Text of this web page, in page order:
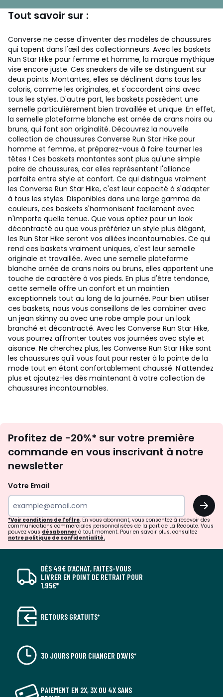
Tout savoir sur :
Converse ne cesse d'inventer des modèles de chaussures
qui tapent dans l'œil des collectionneurs. Avec les baskets
Run Star Hike pour femme et homme, la marque mythique
vise encore juste. Ces sneakers de ville se distinguent sur
deux points. Montantes, elles se déclinent dans tous les
coloris, comme les originales, et s'accordent ainsi avec
tous les styles. D'autre part, les baskets possèdent une
semelle particulièrement bien travaillée et unique. En effet,
la semelle plateforme blanche est ornée de crans noirs ou
bruns, qui font son originalité. Découvrez la nouvelle
collection de chaussures Converse Run Star Hike pour
homme et femme, et préparez-vous à faire tourner les
têtes ! Ces baskets montantes sont plus qu'une simple
paire de chaussures, car elles représentent l'alliance
parfaite entre style et confort. Ce qui distingue vraiment
les Converse Run Star Hike, c'est leur capacité à s'adapter
à tous les styles. Disponibles dans une large gamme de
couleurs, ces baskets s'harmonisent facilement avec
n'importe quelle tenue. Que vous optiez pour un look
décontracté ou que vous préfériez un style plus élégant,
les Run Star Hike seront vos alliées incontournables. Ce qui
rend ces baskets vraiment uniques, c'est leur semelle
originale et travaillée. Avec une semelle plateforme
blanche ornée de crans noirs ou bruns, elles apportent une
touche de caractère à vos pieds. En plus d'être tendance,
cette semelle offre un confort et un maintien
exceptionnels tout au long de la journée. Pour bien utiliser
ces baskets, nous vous conseillons de les combiner avec
un jean skinny ou avec une robe ample pour un look
branché et décontracté. Avec les Converse Run Star Hike,
vous pourrez affronter toutes vos journées avec style et
aisance. Ne cherchez plus, les Converse Run Star Hike sont
les chaussures qu'il vous faut pour rester à la pointe de la
mode tout en étant confortablement chaussé. N'attendez
plus et ajoutez-les dès maintenant à votre collection de
chaussures incontournables.
newsletter
Profitez de -20%* sur votre première
commande en vous inscrivant à notre
newsletter
Votre Email
OK
*Voir conditions de l'offre. En vous abonnant, vous consentez à recevoir des
communications commerciales personnalisées de la part de La Redoute. Vous
pouvez vous désabonner à tout moment. Pour en savoir plus, consultez
notre politique de confidentialité.
DÈS 49€ D’ACHAT, FAITES-VOUS
LIVRER EN POINT DE RETRAIT POUR
1,95€*
RETOURS GRATUITS*
30 JOURS POUR CHANGER D'AVIS*
PAIEMENT EN 2X, 3X OU 4X SANS